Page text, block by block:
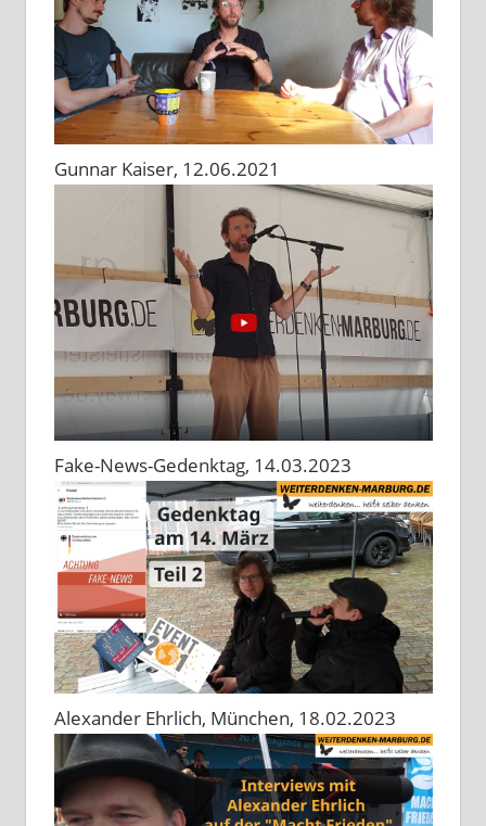
Gunnar Kaiser, 12.06.2021
Fake-News-Gedenktag, 14.03.2023
Alexander Ehrlich, München, 18.02.2023